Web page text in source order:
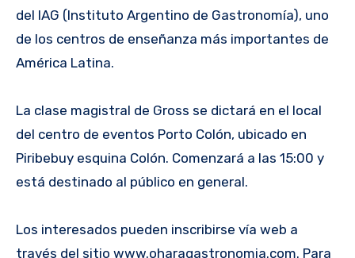
del IAG (Instituto Argentino de Gastronomía), uno
de los centros de enseñanza más importantes de
América Latina.
La clase magistral de Gross se dictará en el local
del centro de eventos Porto Colón, ubicado en
Piribebuy esquina Colón. Comenzará a las 15:00 y
está destinado al público en general.
Los interesados pueden inscribirse vía web a
través del sitio www.oharagastronomia.com. Para